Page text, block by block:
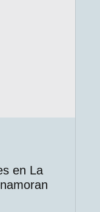
en La